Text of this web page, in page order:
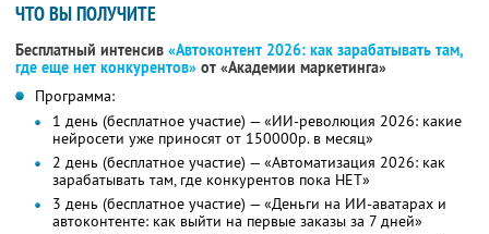
ЧТО ВЫ ПОЛУЧИТЕ
Бесплатный интенсив «Автоконтент 2026: как зарабатывать там,
где еще нет конкурентов» от «Академии маркетинга»
Программа:
1 день (бесплатное участие) — «ИИ-революция 2026: какие
нейросети уже приносят от 150000р. в месяц»
2 день (бесплатное участие) — «Автоматизация 2026: как
зарабатывать там, где конкурентов пока НЕТ»
3 день (бесплатное участие) — «Деньги на ИИ-аватарах и
автоконтенте: как выйти на первые заказы за 7 дней»